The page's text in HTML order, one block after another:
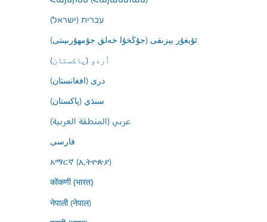
עברית (ישראל)
ئۇيغۇر يېزىقى (جۇڭخۇا خەلق جۇمھۇرىيىتى)
اُردو (پاکستان)
درى (افغانستان)
سنڌي (پاکستان)
عربي (المنطقة العربية)
فارسى
አማርኛ (ኢትዮጵያ)
कोंकणी (भारत)
नेपाली (नेपाल)